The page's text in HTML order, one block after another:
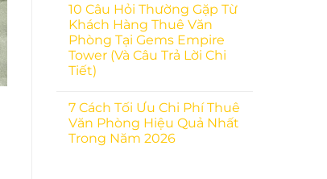
10 Câu Hỏi Thường Gặp Từ
Khách Hàng Thuê Văn
Phòng Tại Gems Empire
Tower (Và Câu Trả Lời Chi
Tiết)
7 Cách Tối Ưu Chi Phí Thuê
Văn Phòng Hiệu Quả Nhất
Trong Năm 2026